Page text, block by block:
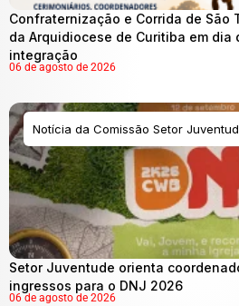
Confraternização e Corrida de São
da Arquidiocese de Curitiba em dia
integração
06 de agosto de 2026
Notícia da Comissão Setor
Setor Juventude orienta
ingressos para o DNJ 2026
06 de agosto de 2026